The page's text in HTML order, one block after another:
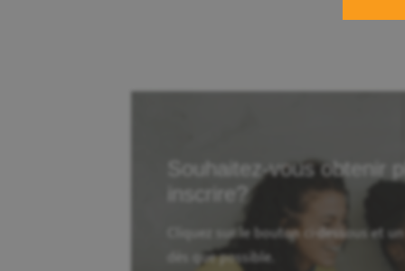
Souhaitez-vous obtenir
inscrire?
Cliquez sur le bouton ci-dessous et
dès que possible.